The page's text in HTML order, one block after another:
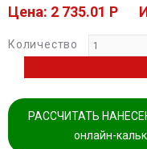
Цена: 2 735.01 P
Количество
РАССЧИТАТЬ
онлайн-